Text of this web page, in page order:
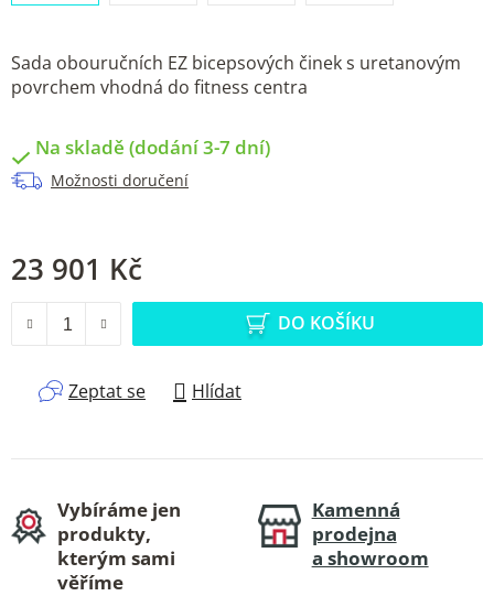
Sada obouručních EZ bicepsových činek s uretanovým
povrchem vhodná do fitness centra
Na skladě (dodání 3-7 dní)
Možnosti doručení
23 901 Kč
DO KOŠÍKU
Zeptat se Hlídat
Vybíráme jen
produkty,
kterým sami
věříme
Kamenná
prodejna
a showroom